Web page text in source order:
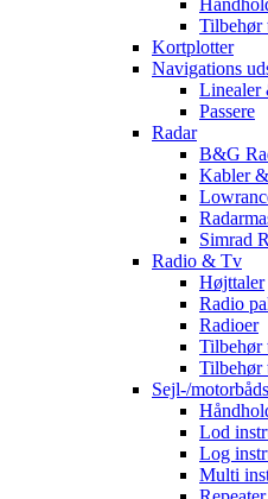
Tilbehør
Kortplotter
Navigations
Linealer
Passere
Radar
B&G
Kabler
Simrad
Radio & Tv
Højttaler
Radio
Radioer
Tilbehør
Sejl-/
Lod
Log
Multi